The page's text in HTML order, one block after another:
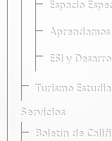
Espacio
ESI y
Turismo
Servicios
Boletín de